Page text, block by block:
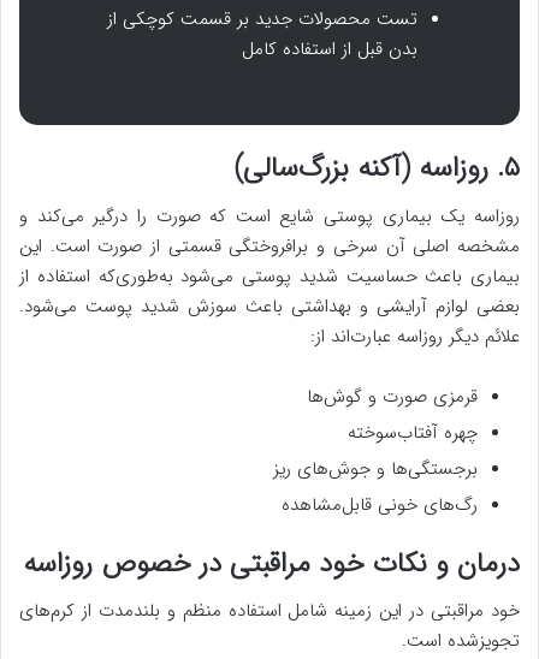
تست محصولات جدید بر قسمت کوچکی از
بدن قبل از استفاده کامل
۵. روزاسه (آکنه بزرگ‌سالی)
روزاسه یک بیماری پوستی شایع است که صورت را درگیر می‌کند و
مشخصه اصلی آن سرخی و برافروختگی قسمتی از صورت است. این
بیماری باعث حساسیت شدید پوستی می‌شود به‌طوری‌که استفاده از
بعضی لوازم آرایشی و بهداشتی باعث سوزش شدید پوست می‌شود.
علائم دیگر روزاسه عبارت‌اند از:
قرمزی صورت و گوش‌ها
چهره آفتاب‌سوخته
برجستگی‌ها و جوش‌های ریز
رگ‌های خونی قابل‌مشاهده
درمان و نکات خود مراقبتی در خصوص روزاسه
خود مراقبتی در این زمینه شامل استفاده منظم و بلندمدت از کرم‌های
تجویزشده است.